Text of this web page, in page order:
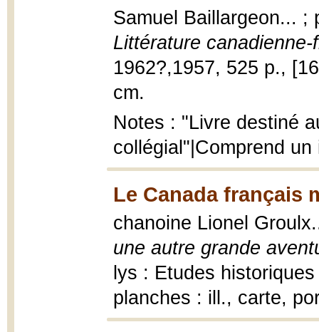
Samuel Baillargeon... ;
Littérature canadienne-
1962?,1957, 525 p.,
cm.
Notes : "Livre destiné
collégial"|Comprend
Le Canada français
chanoine Lionel
une autre grande
lys : Etudes
planches : ill., carte,